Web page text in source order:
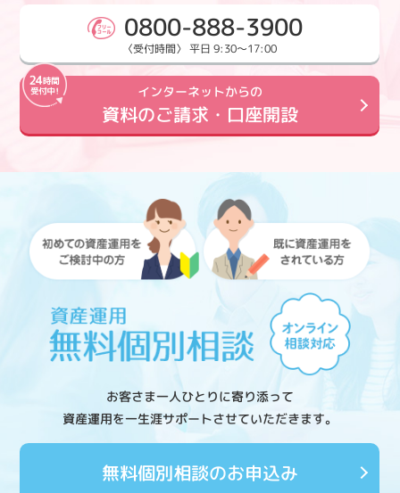
0800-888-3900
〈受付時間〉 平日 9:30～17:00
インターネットからの
資料のご請求・口座開設
お客さま一人ひとりに寄り添って
資産運用を一生涯サポートさせていただきます。
無料個別相談のお申込み